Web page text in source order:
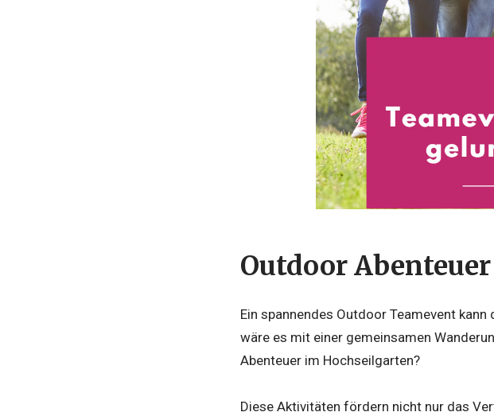
Outdoor Abenteuer
Ein spannendes Outdoor Teamevent
wäre es mit einer gemeinsamen
Abenteuer im Hochseilgarten?
Diese Aktivitäten fördern nicht nur das